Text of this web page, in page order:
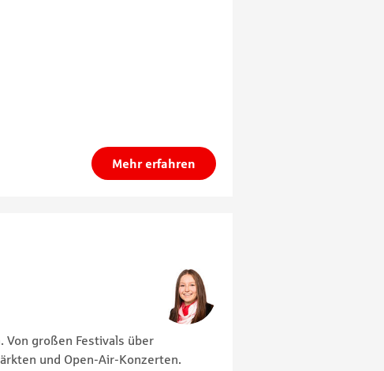
Mehr erfahren
Von großen Festivals über
und Open-Air-Konzerten.